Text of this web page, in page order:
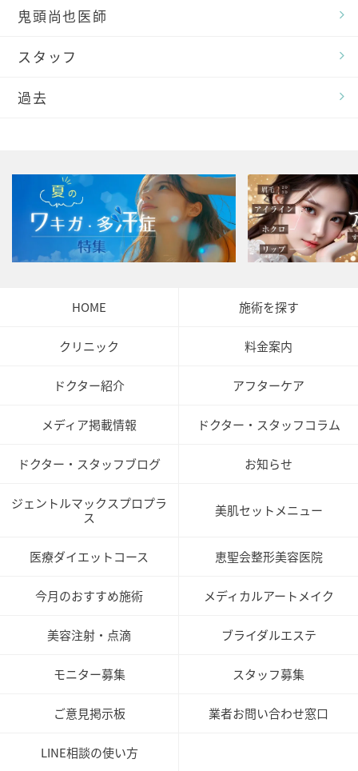
鬼頭尚也医師
スタッフ
過去
HOME 施術を探す
クリニック 料金案内
ドクター紹介 アフターケア
メディア掲載情報 ドクター・スタッフコラム
ドクター・スタッフブログ お知らせ
ジェントルマックスプロプラ
ス
美肌セットメニュー
医療ダイエットコース 恵聖会整形美容医院
今月のおすすめ施術 メディカルアートメイク
美容注射・点滴 ブライダルエステ
モニター募集 スタッフ募集
ご意見掲示板 業者お問い合わせ窓口
LINE相談の使い方